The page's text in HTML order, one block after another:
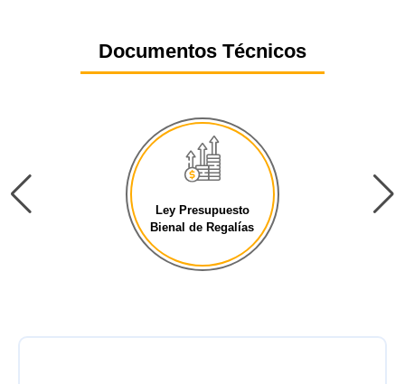
Documentos Técnicos
Ley Presupuesto
Bienal de Regalías